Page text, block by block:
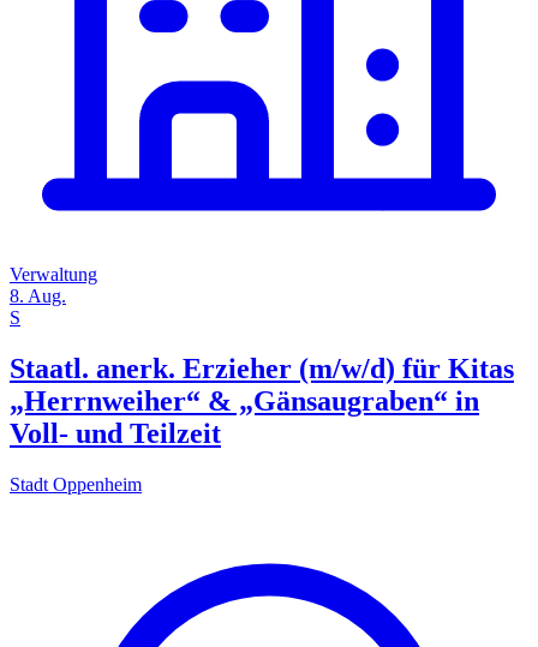
Verwaltung
8. Aug.
S
Staatl. anerk. Erzieher (m/w/d) für Kitas
„Herrnweiher“ & „Gänsaugraben“ in
Voll- und Teilzeit
Stadt Oppenheim